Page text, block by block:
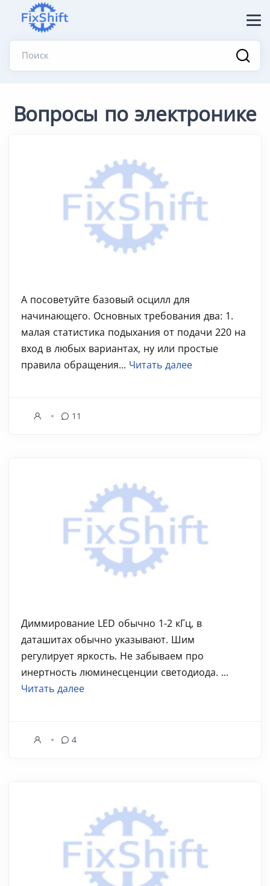
Поиск
Вопросы по электронике
А посоветуйте базовый осцилл для
начинающего. Основных требования два: 1.
малая статистика подыхания от подачи 220 на
вход в любых вариантах, ну или простые
правила обращения... Читать далее
11
Диммирование LED обычно 1-2 кГц, в
даташитах обычно указывают. Шим
регулирует яркость. Не забываем про
инертность люминесценции светодиода. ...
Читать далее
4